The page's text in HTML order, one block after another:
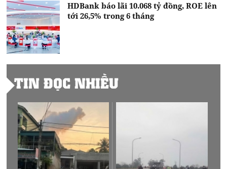
HDBank báo lãi 10.068 tỷ đồng, ROE lên
tới 26,5% trong 6 tháng
TIN ĐỌC NHIỀU